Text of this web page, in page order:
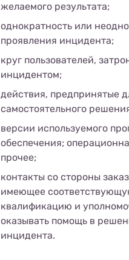
желаемого результата;
однократность или
проявления инцидента;
круг пользователей,
инцидентом;
действия, предпринятые
самостоятельного
версии используемого
обеспечения;
прочее;
контакты со стороны
имеющее
квалификацию и
оказывать помощь в
инцидента.